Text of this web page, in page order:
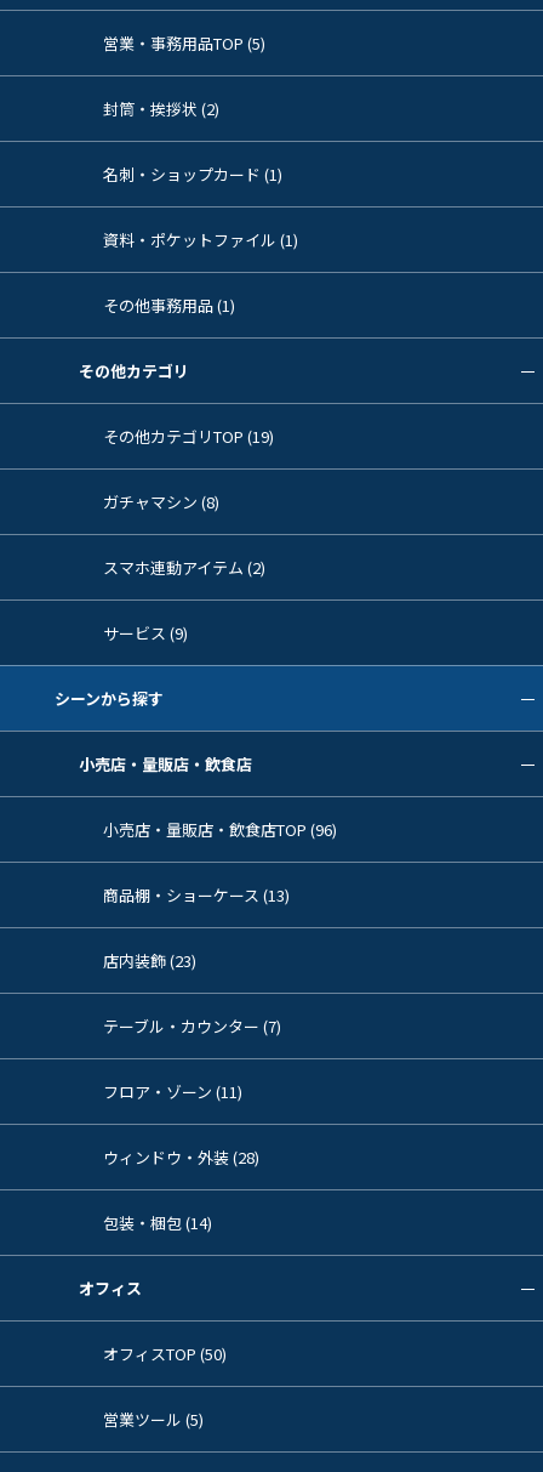
営業・事務用品TOP (5)
封筒・挨拶状 (2)
名刺・ショップカード (1)
資料・ポケットファイル (1)
その他事務用品 (1)
その他カテゴリ
その他カテゴリTOP (19)
ガチャマシン (8)
スマホ連動アイテム (2)
サービス (9)
シーンから探す
小売店・量販店・飲食店
小売店・量販店・飲食店TOP (96)
商品棚・ショーケース (13)
店内装飾 (23)
テーブル・カウンター (7)
フロア・ゾーン (11)
ウィンドウ・外装 (28)
包装・梱包 (14)
オフィス
オフィスTOP (50)
営業ツール (5)